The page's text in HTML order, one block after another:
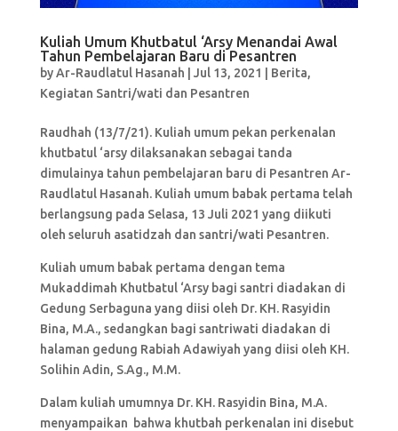
Kuliah Umum Khutbatul ‘Arsy Menandai Awal
Tahun Pembelajaran Baru di Pesantren
byAr-Raudlatul Hasanah Jul 13, 2021 Berita,
Kegiatan Santri/wati dan Pesantren
Raudhah (13/7/21). Kuliah umum pekan perkenalan
khutbatul ‘arsy dilaksanakan sebagai tanda
dimulainya tahun pembelajaran baru di Pesantren Ar-
Raudlatul Hasanah. Kuliah umum babak pertama telah
berlangsung pada Selasa, 13 Juli 2021 yang diikuti
oleh seluruh asatidzah dan santri/wati Pesantren.
Kuliah umum babak pertama dengan tema
Mukaddimah Khutbatul ‘Arsy bagi santri diadakan di
Gedung Serbaguna yang diisi oleh Dr. KH. Rasyidin
Bina, M.A., sedangkan bagi santriwati diadakan di
halaman gedung Rabiah Adawiyah yang diisi oleh KH.
Solihin Adin, S.Ag., M.M.
Dalam kuliah umumnya Dr. KH. Rasyidin Bina, M.A.
menyampaikan bahwa khutbah perkenalan ini disebut